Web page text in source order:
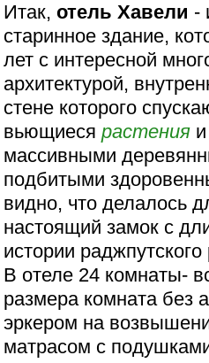
Итак,отель Хавели -
старинное здание,
лет с интересной
архитектурой,
стене которого
вьющиесярастения
массивными
подбитыми
видно, что делалось
настоящий замок с
истории раджпутского
В отеле 24 комнаты-
размера комната без
эркером на
матрасом с